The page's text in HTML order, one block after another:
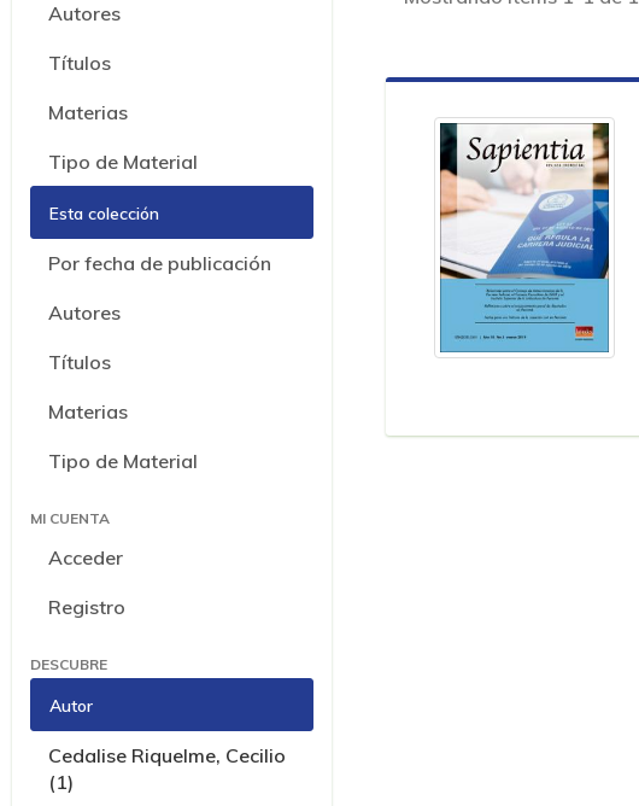
Autores
Títulos
Materias
Tipo de Material
Esta colección
Por fecha de publicación
Autores
Títulos
Materias
Tipo de Material
MI CUENTA
Acceder
Registro
DESCUBRE
Autor
Cedalise Riquelme, Cecilio
(1)